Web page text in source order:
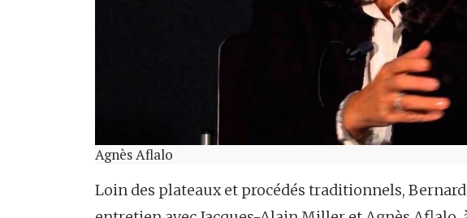
Agnès Aflalo
Loin des plateaux et procédés traditionnels,